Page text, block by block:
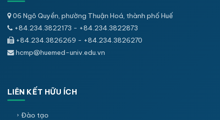
06 Ngô Quyền, phường Thuận Hoá, thành phố Huế
+84.234.3822173 - +84.234.3822873
+84.234.3826269 - +84.234.3826270
hcmp@huemed-univ.edu.vn
LIÊN KẾT HỮU ÍCH
Đào tạo